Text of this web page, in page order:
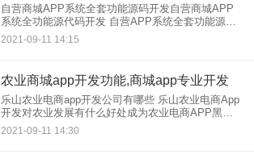
自营商城APP系统全套功能源码开发自营商城APP
系统全功能源代码开发 自营APP系统全套功能源代
码欢迎来电：科技：曹女士：追求生活品质绿色无
污染的农产品一直受到大家的青睐，成为餐桌上不
2021-09-11 14:15
农业商城app开发功能,商城app专业开发
乐山农业电商app开发公司有哪些 乐山农业电商App
开发对农业发展有什么好处成为农业电商APP黑马
需要考虑哪些问题？ 互联网农业电商APP的出现，
填补了农产品与互联网结合的空白。打造O2O区域
2021-09-11 14:30